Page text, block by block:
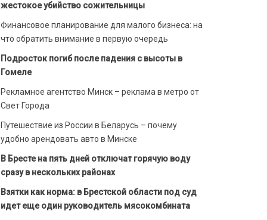
жестокое убийство сожительницы
Финансовое планирование для малого бизнеса: на
что обратить внимание в первую очередь
Подросток погиб после падения с высоты в
Гомеле
Рекламное агентство Минск – реклама в метро от
Свет Города
Путешествие из России в Беларусь – почему
удобно арендовать авто в Минске
В Бресте на пять дней отключат горячую воду
сразу в нескольких районах
Взятки как норма: в Брестской области под суд
идет еще один руководитель мясокомбината